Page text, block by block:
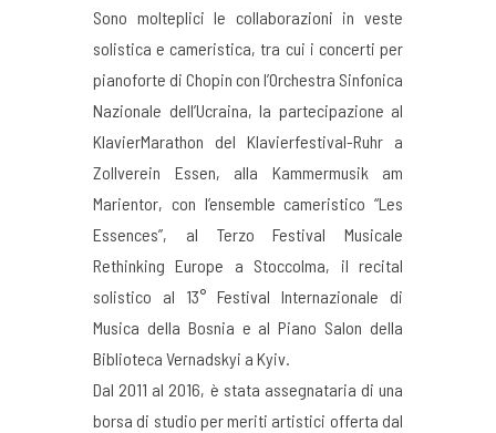
Sono molteplici le collaborazioni in veste
solistica e cameristica, tra cui i concerti per
pianoforte di Chopin con l’Orchestra Sinfonica
Nazionale dell’Ucraina, la partecipazione al
KlavierMarathon del Klavierfestival-Ruhr a
Zollverein Essen, alla Kammermusik am
Marientor, con l’ensemble cameristico “Les
Essences”, al Terzo Festival Musicale
Rethinking Europe a Stoccolma, il recital
solistico al 13° Festival Internazionale di
Musica della Bosnia e al Piano Salon della
Biblioteca Vernadskyi a Kyiv.
Dal 2011 al 2016, è stata assegnataria di una
borsa di studio per meriti artistici offerta dal